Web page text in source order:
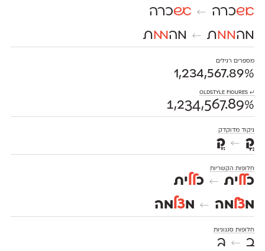
אשכרה ← אשכרה
מהממת ← מהממת
מספרים רגילים
1,234,567.89%
⏎ OldStyle Figures
1,234,567.89%
ניקוד מדוקדק
קֳ ← קֳ
חלופות הקשריות
כללית ← כללית
מצלמה ← מצלמה
חלופות סגנוניות
ב ← ב